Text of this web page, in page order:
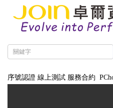
序號認證 線上測試 服務合約